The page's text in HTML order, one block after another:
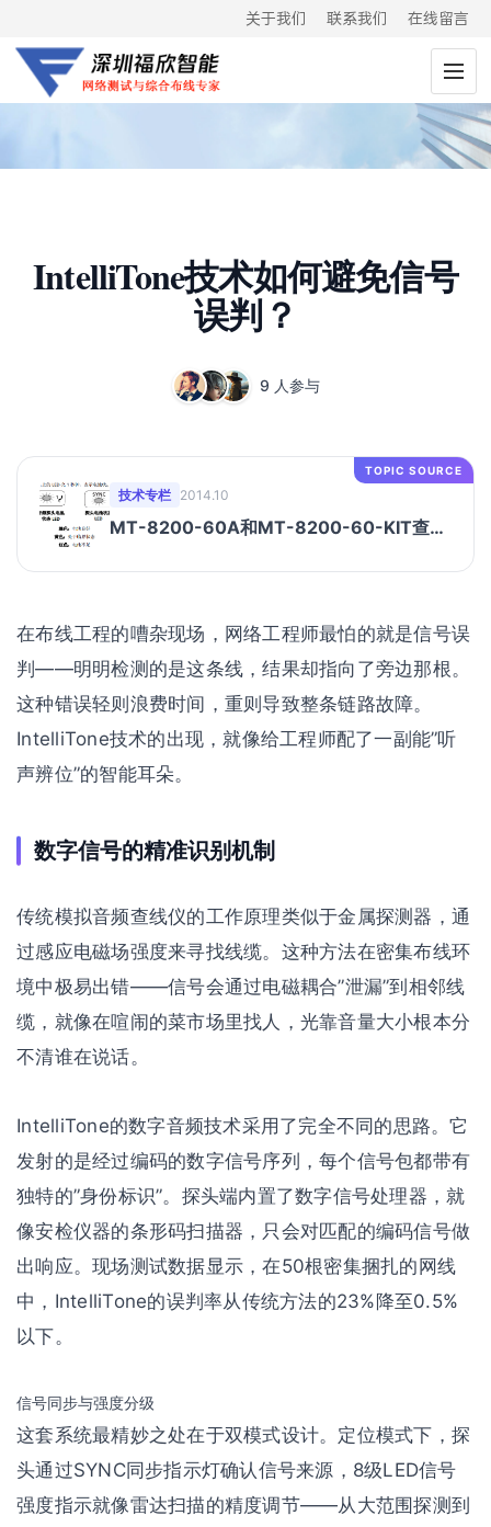
关于我们 联系我们 在线留言
IntelliTone技术如何避免信号
误判？
9 人参与
TOPIC SOURCE
技术专栏 2014.10
MT-8200-60A和MT-8200-60-KIT查线
在布线工程的嘈杂现场，网络工程师最怕的就是信号误
判——明明检测的是这条线，结果却指向了旁边那根。
这种错误轻则浪费时间，重则导致整条链路故障。
IntelliTone技术的出现，就像给工程师配了一副能”听
声辨位”的智能耳朵。
数字信号的精准识别机制
传统模拟音频查线仪的工作原理类似于金属探测器，通
过感应电磁场强度来寻找线缆。这种方法在密集布线环
境中极易出错——信号会通过电磁耦合”泄漏”到相邻线
缆，就像在喧闹的菜市场里找人，光靠音量大小根本分
不清谁在说话。
IntelliTone的数字音频技术采用了完全不同的思路。它
发射的是经过编码的数字信号序列，每个信号包都带有
独特的”身份标识”。探头端内置了数字信号处理器，就
像安检仪器的条形码扫描器，只会对匹配的编码信号做
出响应。现场测试数据显示，在50根密集捆扎的网线
中，IntelliTone的误判率从传统方法的23%降至0.5%
以下。
信号同步与强度分级
这套系统最精妙之处在于双模式设计。定位模式下，探
头通过SYNC同步指示灯确认信号来源，8级LED信号
强度指示就像雷达扫描的精度调节——从大范围探测到